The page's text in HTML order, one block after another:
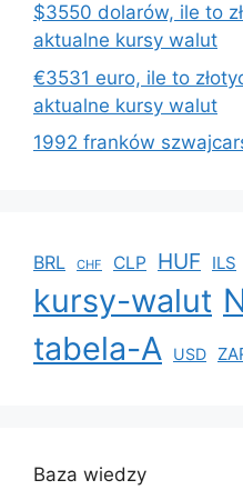
$3550 dolarów, ile to
aktualne kursy walut
€3531 euro, ile to
aktualne kursy walut
1992 franków
BRL CHF CLP HUF ILS
kursy-walut
tabela-A USD
Baza wiedzy